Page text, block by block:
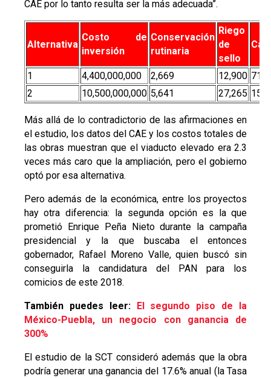
CAE por lo tanto resulta ser la más adecuada”.
Alternativa
Costo de
inversión
Conservación
rutinaria
Riego
de
sello
1 4,400,000,000 2,669 12,900
2
10,500,000,000 5,641 27,265
Más allá de lo contradictorio de las afirmaciones en
el estudio, los datos del CAE y los costos totales de
las obras muestran que el viaducto elevado era 2.3
veces más caro que la ampliación, pero el gobierno
optó por esa alternativa.
Pero además de la económica, entre los proyectos
hay otra diferencia: la segunda opción es la que
prometió Enrique Peña Nieto durante la campaña
presidencial y la que buscaba el entonces
gobernador, Rafael Moreno Valle, quien buscó sin
conseguirla la candidatura del PAN para los
comicios de este 2018.
También puedes leer: El segundo piso de la
México-Puebla, un negocio con ganancia de
300%
El estudio de la SCT consideró además que la obra
podría generar una ganancia del 17.6% anual (la Tasa